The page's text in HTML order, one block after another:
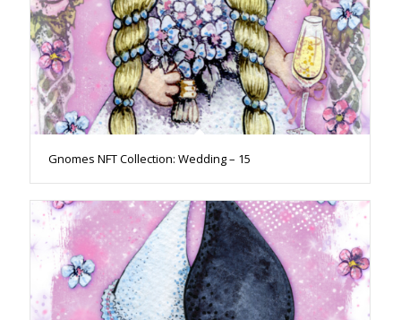
Gnomes NFT Collection: Wedding – 15